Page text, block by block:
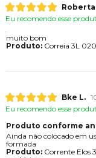
Roberta
Eu recomendo esse
muito bom
Produto:Correia 3L
Bke L.
Eu recomendo esse
Produto conforme
Ainda não colocado em
formada
Produto:Corrente Elos